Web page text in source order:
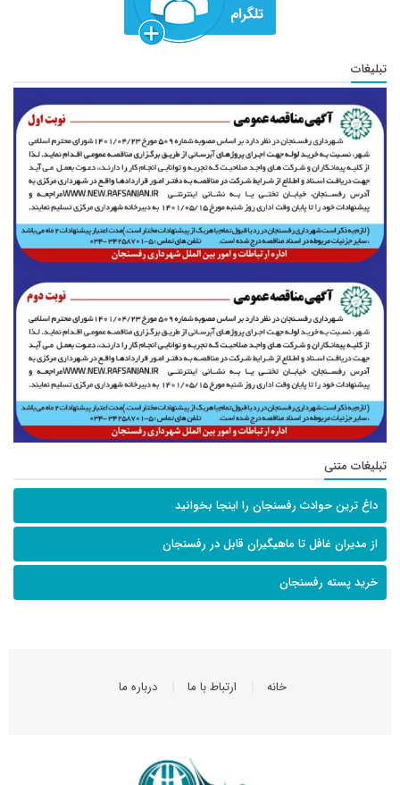
تبلیغات
تبلیغات متنی
داغ ترین حوادث رفسنجان را اینجا بخوانید
از مدیران غافل تا ماهیگیران قابل در رفسنجان
خرید پسته رفسنجان
خانه ارتباط با ما درباره ما